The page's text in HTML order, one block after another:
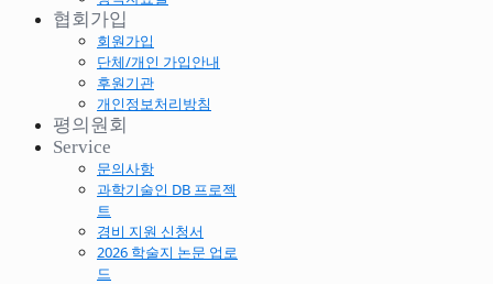
협회가입
회원가입
단체/개인 가입안내
후원기관
개인정보처리방침
평의원회
Service
문의사항
과학기술인 DB 프로젝
트
경비 지원 신청서
2026 학술지 논문 업로
드